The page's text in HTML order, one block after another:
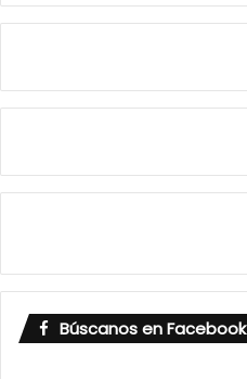
Búscanos en Facebook